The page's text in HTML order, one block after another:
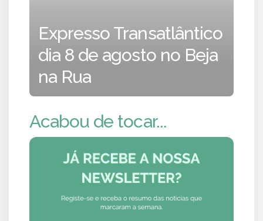
Expresso Transatlântico
dia 8 de agosto no Beja
na Rua
Acabou de tocar...